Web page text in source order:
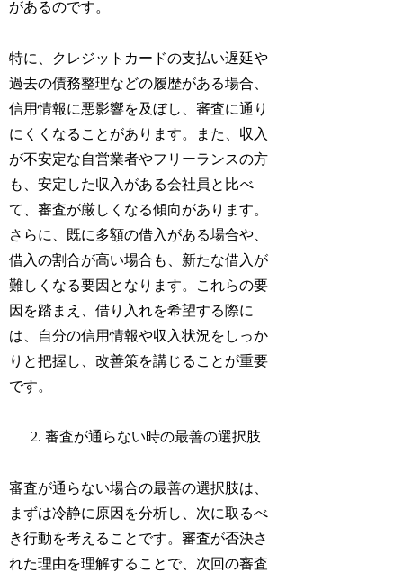
があるのです。
特に、クレジットカードの支払い遅延や
過去の債務整理などの履歴がある場合、
信用情報に悪影響を及ぼし、審査に通り
にくくなることがあります。また、収入
が不安定な自営業者やフリーランスの方
も、安定した収入がある会社員と比べ
て、審査が厳しくなる傾向があります。
さらに、既に多額の借入がある場合や、
借入の割合が高い場合も、新たな借入が
難しくなる要因となります。これらの要
因を踏まえ、借り入れを希望する際に
は、自分の信用情報や収入状況をしっか
りと把握し、改善策を講じることが重要
です。
審査が通らない時の最善の選択肢
審査が通らない場合の最善の選択肢は、
まずは冷静に原因を分析し、次に取るべ
き行動を考えることです。審査が否決さ
れた理由を理解することで、次回の審査